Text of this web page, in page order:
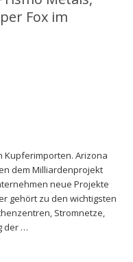
Fox im
Kupferimporten. Arizona
dem Milliardenprojekt
neue Projekte
gehört zu den wichtigsten
Stromnetze,
der …